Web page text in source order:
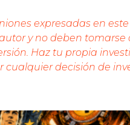
expresadas en
y no deben tomarse
Haz tu propia
cualquier decisión de